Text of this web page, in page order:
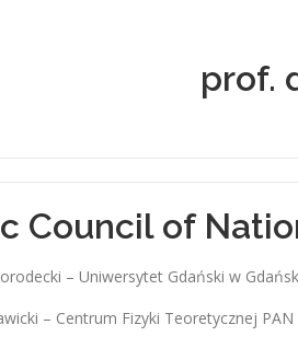
prof.
Council of
– Uniwersytet Gdański w
– Centrum Fizyki Teoretycznej